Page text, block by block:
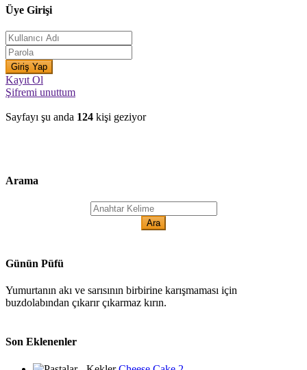
Üye Girişi
Kayıt Ol
Şifremi unuttum
Sayfayı şu anda 124 kişi geziyor
Arama
Günün Püfü
Yumurtanın akı ve sarısının birbirine karışmaması için
buzdolabından çıkarır çıkarmaz kırın.
Son Eklenenler